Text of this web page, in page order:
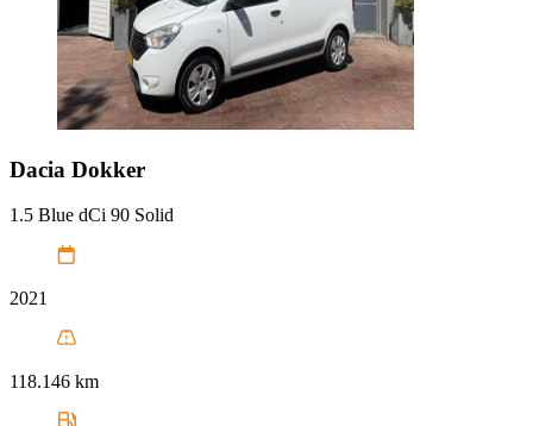
Dacia Dokker
1.5 Blue dCi 90 Solid
2021
118.146 km